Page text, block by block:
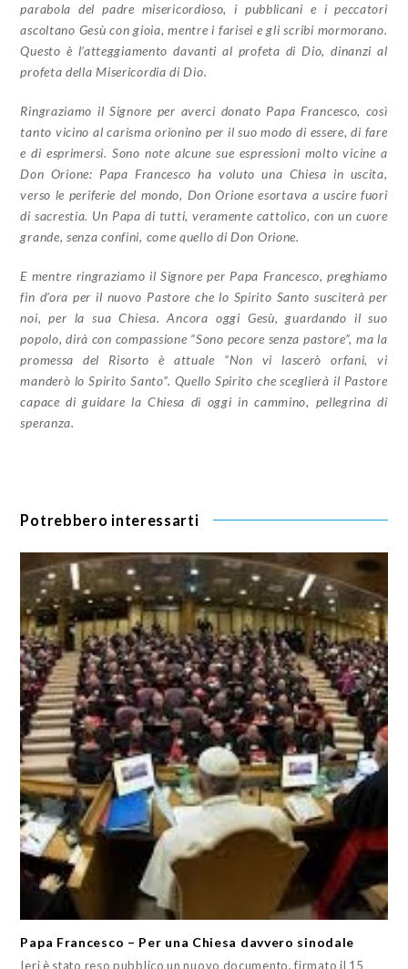
parabola del padre misericordioso, i pubblicani e i peccatori
ascoltano Gesù con gioia, mentre i farisei e gli scribi mormorano.
Questo è l’atteggiamento davanti al profeta di Dio, dinanzi al
profeta della Misericordia di Dio.
Ringraziamo il Signore per averci donato Papa Francesco, così
tanto vicino al carisma orionino per il suo modo di essere, di fare
e di esprimersi. Sono note alcune sue espressioni molto vicine a
Don Orione: Papa Francesco ha voluto una Chiesa in uscita,
verso le periferie del mondo, Don Orione esortava a uscire fuori
di sacrestia. Un Papa di tutti, veramente cattolico, con un cuore
grande, senza confini, come quello di Don Orione.
E mentre ringraziamo il Signore per Papa Francesco, preghiamo
fin d’ora per il nuovo Pastore che lo Spirito Santo susciterà per
noi, per la sua Chiesa. Ancora oggi Gesù, guardando il suo
popolo, dirà con compassione “Sono pecore senza pastore”, ma la
promessa del Risorto è attuale “Non vi lascerò orfani, vi
manderò lo Spirito Santo”. Quello Spirito che sceglierà il Pastore
capace di guidare la Chiesa di oggi in cammino, pellegrina di
speranza.
Potrebbero interessarti
Papa Francesco – Per una Chiesa davvero sinodale
Ieri è stato reso pubblico un nuovo documento, firmato il 15